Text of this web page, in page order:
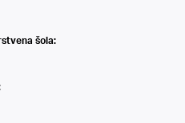
šola: